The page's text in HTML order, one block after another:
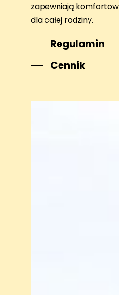
zapewniają
dla całej rodziny.
Regulamin
Cennik